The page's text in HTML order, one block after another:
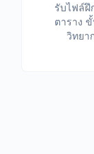
รับไฟล์ฝึ
ตาราง
วิทยา